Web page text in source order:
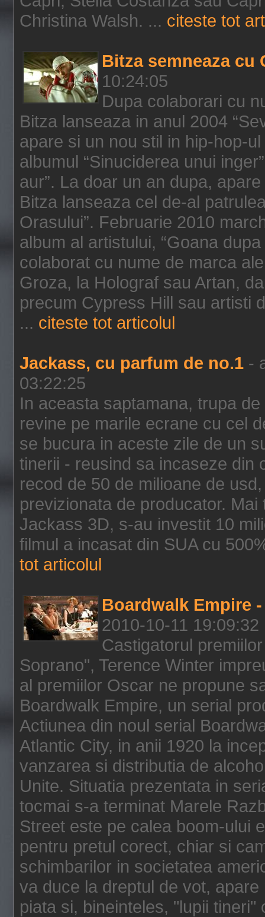
Christina Walsh. ... citeste tot
Bitza semneaza cu
10:24:05
Dupa colaborari cu
Bitza lanseaza in anul 2004
apare si un nou stil in hip-hop-
albumul “Sinuciderea unui
aur”. La doar un an dupa,
Bitza lanseaza cel de-al
Orasului”. Februarie 2010
album al artistului, “Goana
colaborat cu nume de marca
Groza, la Holograf sau Artan,
precum Cypress Hill sau artisti
... citeste tot articolul
Jackass, cu parfum de no.1 -
03:22:25
In aceasta saptamana, trupa
revine pe marile ecrane cu cel
se bucura in aceste zile de un
tinerii - reusind sa incaseze din
recod de 50 de milioane de
previzionata de producator.
Jackass 3D, s-au investit 10
filmul a incasat din SUA cu
tot articolul
Boardwalk Empire
2010-10-11 19:09:32
Castigatorul
Soprano", Terence Winter
al premiilor Oscar ne propune
Boardwalk Empire, un serial
Actiunea din noul serial
Atlantic City, in anii 1920 la
vanzarea si distributia de
Unite. Situatia prezentata in
tocmai s-a terminat Marele
Street este pe calea boom-ului
pentru pretul corect, chiar si
schimbarilor in societatea
va duce la dreptul de vot,
piata si, bineinteles, "lupii